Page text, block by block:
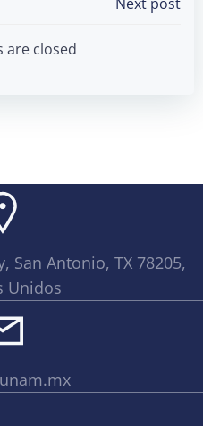
navigation
are closed
San Antonio, TX 78205,
Unidos